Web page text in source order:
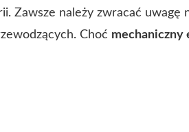
Zawsze należy zwracać
Choć mechaniczny